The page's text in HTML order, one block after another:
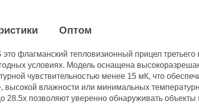
Оптом
флагманский тепловизионный прицел
условиях. Модель оснащена
чувствительностью менее 15 мК, что
высокой влажности или минимальных
28.5x позволяют уверенно обнаруживать